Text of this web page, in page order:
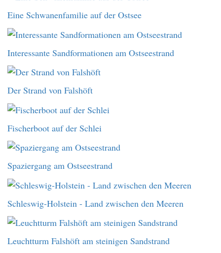
Eine Schwanenfamilie auf der Ostsee
Interessante Sandformationen am Ostseestrand
Der Strand von Falshöft
Fischerboot auf der Schlei
Spaziergang am Ostseestrand
Schleswig-Holstein - Land zwischen den Meeren
Leuchtturm Falshöft am steinigen Sandstrand